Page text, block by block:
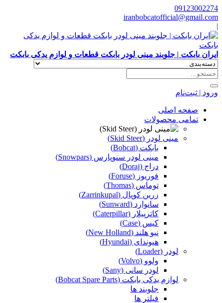
09123002274
iranbobcatofficial@gmail.com
|
ایران بابکت | جلوبند مینی لودر بابکت قطعات و لوازم یدکی بابکت
ورود | ثبت‌نام
صفحه اصلی
تمامی محصولات
مینی لودر (Skid Steer)
بابکت (Bobcat)
مینی لودر سنوپارس (Snowpars)
دراج (Doraj)
فوریوز (Foruse)
توماس (Thomas)
زرین کوپال (Zarrinkupal)
سانوارد (Sunward)
کاترپیلار (Caterpillar)
کیس (Case)
نیو هلند (New Holland)
هیوندای (Hyundai)
لودر (Loader)
ولوو (Volvo)
لودر سانی (Sany)
لوازم یدکی بابکت (Bobcat Spare Parts)
جلوبند ها
فیلتر ها